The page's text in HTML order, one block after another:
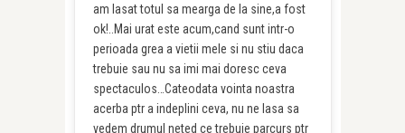
am lasat totul sa mearga de la sine,a fost
ok!..Mai urat este acum,cand sunt intr-o
perioada grea a vietii mele si nu stiu daca
trebuie sau nu sa imi mai doresc ceva
spectaculos…Cateodata vointa noastra
acerba ptr a indeplini ceva, nu ne lasa sa
vedem drumul neted ce trebuie parcurs ptr